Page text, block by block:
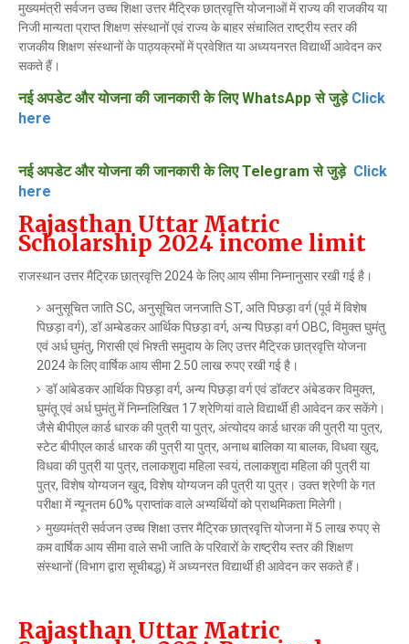
मुख्यमंत्री सर्वजन उच्च शिक्षा उत्तर मैट्रिक छात्रवृत्ति योजनाओं में राज्य की राजकीय या
निजी मान्यता प्राप्त शिक्षण संस्थानों एवं राज्य के बाहर संचालित राष्ट्रीय स्तर की
राजकीय शिक्षण संस्थानों के पाठ्यक्रमों में प्रवेशित या अध्ययनरत विद्यार्थी आवेदन कर
सकते हैं।
नई अपडेट और योजना की जानकारी के लिए WhatsApp से जुड़ेClick
here
नई अपडेट और योजना की जानकारी के लिए Telegram से जुड़ेClick
here
Rajasthan Uttar Matric
Scholarship 2024 income limit
राजस्थान उत्तर मैट्रिक छात्रवृत्ति 2024 के लिए आय सीमा निम्नानुसार रखी गई है।
अनुसूचित जाति SC, अनुसूचित जनजाति ST, अति पिछड़ा वर्ग (पूर्व में विशेष
पिछड़ा वर्ग), डॉ अम्बेडकर आर्थिक पिछड़ा वर्ग, अन्य पिछड़ा वर्ग OBC, विमुक्त घुमंतु
एवं अर्ध घुमंतु, गिरासी एवं भिश्ती समुदाय के लिए उत्तर मैट्रिक छात्रवृत्ति योजना
2024 के लिए वार्षिक आय सीमा 2.50 लाख रुपए रखी गई है।
डॉ आंबेडकर आर्थिक पिछड़ा वर्ग, अन्य पिछड़ा वर्ग एवं डॉक्टर अंबेडकर विमुक्त,
घुमंतू एवं अर्ध घुमंतु में निम्नलिखित 17 श्रेणियां वाले विद्यार्थी ही आवेदन कर सकेंगे।
जैसे बीपीएल कार्ड धारक की पुत्री या पुत्र, अंत्योदय कार्ड धारक की पुत्री या पुत्र,
स्टेट बीपीएल कार्ड धारक की पुत्री या पुत्र, अनाथ बालिका या बालक, विधवा खुद,
विधवा की पुत्री या पुत्र, तलाकशुदा महिला स्वयं, तलाकशुदा महिला की पुत्री या
पुत्र, विशेष योग्यजन खुद, विशेष योग्यजन की पुत्री या पुत्र। उक्त श्रेणी के गत
परीक्षा में न्यूनतम 60% प्राप्तांक वाले अभ्यर्थियों को प्राथमिकता मिलेगी।
मुख्यमंत्री सर्वजन उच्च शिक्षा उत्तर मैट्रिक छात्रवृत्ति योजना में 5 लाख रुपए से
कम वार्षिक आय सीमा वाले सभी जाति के परिवारों के राष्ट्रीय स्तर की शिक्षण
संस्थानों (विभाग द्वारा सूचीबद्ध) में अध्यनरत विद्यार्थी ही आवेदन कर सकते हैं।
Rajasthan Uttar Matric